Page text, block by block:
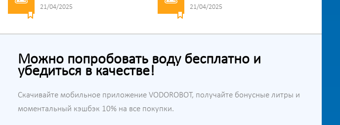
21/04/2025
21/04/2025
Можно попробовать воду бесплатно и
убедиться в качестве!
Скачивайте мобильное приложение VODOROBOT, получайте бонусные литры и
моментальный кэшбэк 10% на все покупки.